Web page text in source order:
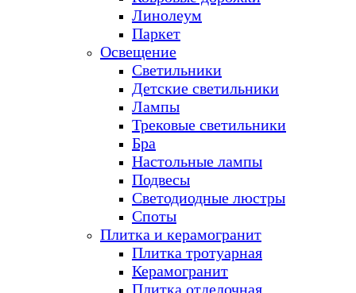
Линолеум
Паркет
Освещение
Светильники
Детские светильники
Лампы
Трековые светильники
Бра
Настольные лампы
Подвесы
Светодиодные люстры
Споты
Плитка и керамогранит
Плитка тротуарная
Керамогранит
Плитка отделочная